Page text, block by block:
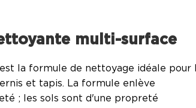
multi-surface
la formule de nettoyage idéale pour
et tapis. La formule enlève
; les sols sont d'une propreté